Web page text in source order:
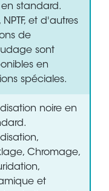
en standard.
NPTF, et d'autres
de
sont
en
spéciales.
noire en
Chromage,
et